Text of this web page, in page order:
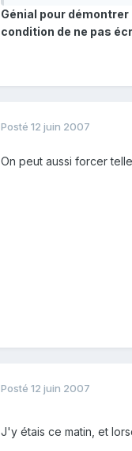
Génial pour
condition de ne pas
Posté 12 juin 2007
On peut aussi forcer
Posté 12 juin 2007
J'y étais ce matin, et